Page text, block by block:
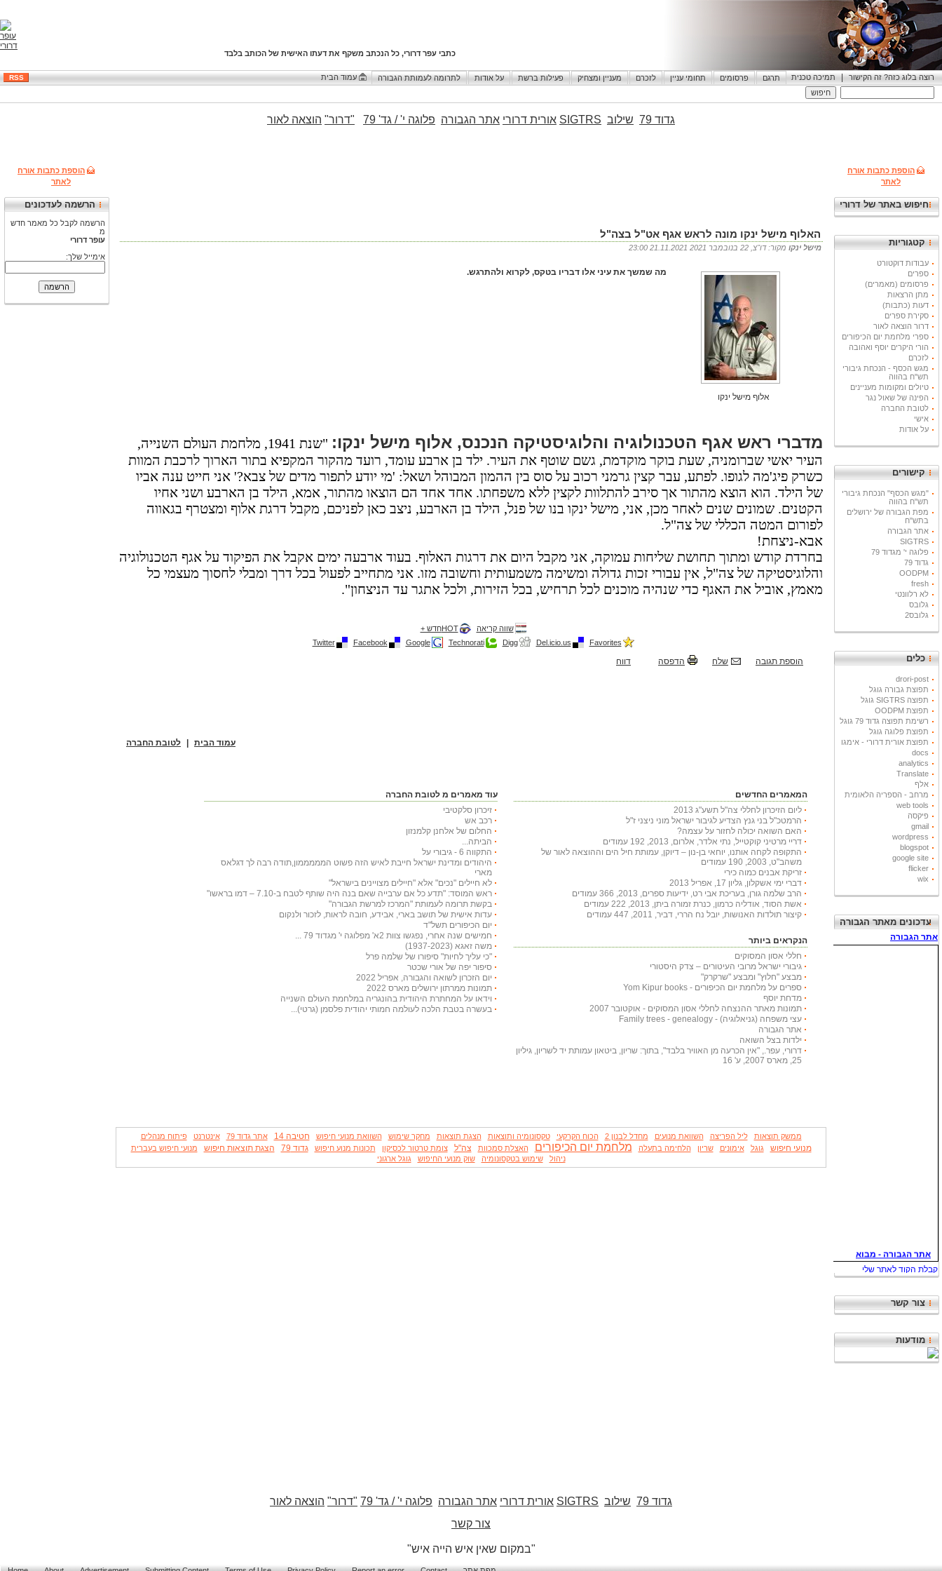
כתבי עפר דרורי, כל הנכתב משקף את דעתו האישית של הכותב בלבד
RSS רוצה בלוג כזה? זה הקישור | תמיכה טכנית תרגם פרסומים תחומי עניין לזכרם מעניין ומצחיק פעילות ברשת על אודות לתרומה לעמותת הגבורה עמוד הבית
הוספת כתבות אורח
לאתר
הרשמה לעדכונים
הרשמה לקבל כל מאמר חדש
מ
עופר דרורי
אימייל שלך:
הוספת כתבות אורח
לאתר
חיפוש באתר של דרורי
קטגוריות
עבודות דוקטורט
ספרים
פרסומים (מאמרים)
מתן הרצאות
דעות (כתבות)
סקירת ספרים
דרור הוצאה לאור
ספרי מלחמת יום הכיפורים
הורי היקרים יוסף ואהובה
לזכרם
מגש הכסף - הנכחת גיבורי
תש"ח בהווה
טיולים ומקומות מעניינים
הפינה של שאול נגר
לטובת החברה
אישי
על אודות
קישורים
"מגש הכסף" הנכחת גיבורי
תש"ח בהווה
מפת הגבורה של ירושלים
בתש"ח
אתר הגבורה
SIGTRS
פלוגה י' מגדוד 79
גדוד 79
OODPM
fresh
לא רלוונטי
גלובס
גלובס2
כלים
drori-post
תפוצת גבורה גוגל
תפוצה SIGTRS גוגל
תפוצת OODPM
רשימת תפוצה גדוד 79 גוגל
תפוצת פלוגה גוגל
תפוצת אורית דרורי - אימגו
docs
analytics
Translate
אלף
מרחב - הספריה הלאומית
web tools
פיקסה
gmail
wordpress
blogspot
google site
flicker
wix
עדכונים מאתר הגבורה
צור קשר
מודעות
גדוד 79 שילוב SIGTRS אורית דרורי אתר הגבורה פלוגה י' / גד' 79 "דרור" הוצאה לאור
האלוף מישל ינקו מונה לראש אגף אט"ל בצה"ל
מישל ינקו מקור: דו"צ, 22 בנובמבר 2021 21.11.2021 23:00
אלוף מישל ינקו
מה שמשך את עיני אלו דבריו בטקס, לקרוא ולהתרגש.
מדברי ראש אגף הטכנולוגיה והלוגיסטיקה הנכנס, אלוף מישל ינקו:
"שנת 1941, מלחמת העולם השנייה,
העיר יאשי שברומניה, שעת בוקר מוקדמת, גשם שוטף את העיר. ילד בן ארבע עומד, רועד מהקור המקפיא בתור הארוך לרכבת המוות
כשרק פיג'מה לגופו. לפתע, עבר קצין גרמני רכוב על סוס בין ההמון המבוהל ושאל: 'מי יודע לתפור מדים של צבא?' אני חייט ענה אביו
של הילד. הוא הוצא מהתור אך סירב להתלוות לקצין ללא משפחתו. אחד אחד הם הוצאו מהתור, אמא, הילד בן הארבע ושני אחיו
הקטנים. שמונים שנים לאחר מכן, אני, מישל ינקו בנו של פנל, הילד בן הארבע, ניצב כאן לפניכם, מקבל דרגת אלוף ומצטרף בגאווה
לפורום המטה הכללי של צה"ל.
אבא-ניצחת!
בחרדת קודש ומתוך תחושת שליחות עמוקה, אני מקבל היום את דרגות האלוף. בעוד ארבעה ימים אקבל את הפיקוד על אגף הטכנולוגיה
והלוגיסטיקה של צה"ל, אין עבורי זכות גדולה ומשימה משמעותית וחשובה מזו. אני מתחייב לפעול בכל דרך ומבלי לחסוך מעצמי כל
מאמץ, אוביל את האגף כדי שנהיה מוכנים לכל תרחיש, בכל הזירות, ולכל אתגר עד הניצחון".
שווה קריאה
HOTחדש +
Favorites
Del.icio.us
Digg
Technorati
Google
Facebook
Twitter
הוספת תגובה שלח הדפסה דווח
עמוד הבית לטובת החברה
המאמרים החדשים
ליום הזיכרון לחללי צה"ל תשע"ג 2013
הרמטכ"ל בני גנץ הצדיע לגיבור ישראל מוני ניצני ז"ל
האם השואה יכולה לחזור על עצמה?
דריי מרטיני קוקטייל, נתי אלדר, אלרום, 2013, 192 עמודים
התקופה לקחה אותנו, יוחאי בן-נון – דיוקן, עמותת חיל הים וההוצאה לאור של
משהב"ט, 2003, 190 עמודים
זריקת אבנים כמוה כירי
דברי ימי אשקלון, גליון 17, אפריל 2013
הרב שלמה גורן, בעריכת אבי רט, ידיעות ספרים, 2013, 366 עמודים
אשת הסוד, אודליה כרמון, כנרת זמורה ביתן, 2013, 222 עמודים
קיצור תולדות האנושות, יובל נח הררי, דביר, 2011, 447 עמודים
הנקראים ביותר
חללי אסון המסוקים
גיבורי ישראל מרובי העיטורים – צדק היסטורי
מבצע "חלוץ" ומבצע "שרקרק"
ספרים על מלחמת יום הכיפורים - Yom Kipur books
מדחת יוסף
תמונות מאתר ההנצחה לחללי אסון המסוקים - אוקטובר 2007
עצי משפחה (גניאלוגיה) - Family trees - genealogy
אתר הגבורה
ילדות בצל השואה
דרורי, עפר., "אין הכרעה מן האוויר בלבד", בתוך: שריון, ביטאון עמותת יד לשריון, גיליון
25, מארס 2007, ע' 16
עוד מאמרים מ לטובת החברה
זיכרון סלקטיבי
רכב אש
החלום של אלחנן קלמנזון
הביתה...
התקווה 6 - גיבורי על
היהודים ומדינת ישראל חייבת לאיש הזה פשוט המממממון,תודה רבה לך דגלאס
מארי
לא חיילים "נכים" אלא "חיילים מצויינים בישראל"
ראש המוסד: "תדע כל אם ערבייה שאם בנה היה שותף לטבח ב-7.10 – דמו בראשו"
בקשת תרומה לעמותת "המרכז למרשת הגבורה"
עדות אישית של תושב בארי, אבידע, חובה לראות, לזכור ולנקום
יום הכיפורים תשל"ד
חמישים שנה אחרי, נפגשו צוות 2א' מפלוגה י' מגדוד 79 ...
משה זאגא (1937-2023)
"כי עליך לחיות" סיפורו של שלמה פרל
סיפור יפה של אורי שכטר
יום הזכרון לשואה והגבורה, אפריל 2022
תמונות ממרתון ירושלים מארס 2022
וידאו על המחתרת היהודית בהונגריה במלחמת העולם השנייה
בעשרה בטבת הלכה לעולמה חמותי יהודית פלסמן (גרטי)...
ממשק תוצאות ליל הפריצה השוואת מנועים מחדל לבנון 2 הכוח הקרקעי טקסונומיה ותוצאות הצגת תוצאות מחקר שימוש השוואת מנועי חיפוש חטיבה 14 אתר גדוד 79 אינטרנט פיתוח מנהלים
מנועי חיפוש גוגל אימונים שריון הלחימה בתעלה מלחמת יום הכיפורים האצלת סמכוות צה"ל צומת טרטור לכסיקון תכונות מנוע חיפוש גדוד 79 הצגת תוצאות חיפוש
מנועי חיפוש בעברית
ניהול
שימוש בטקסונומיה שוק מנועי החיפוש גוגל ארגוני
גדוד 79 שילוב SIGTRS אורית דרורי אתר הגבורה פלוגה י' / גד' 79 "דרור" הוצאה לאור
צור קשר
"במקום שאין איש הייה איש"